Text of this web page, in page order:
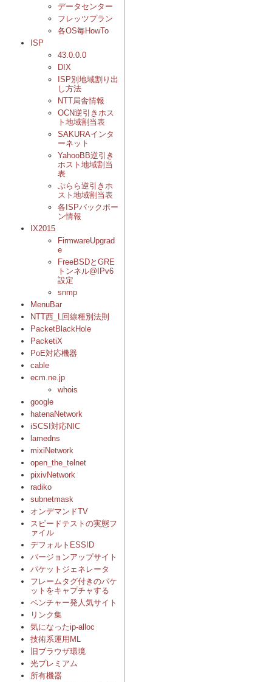
データセンター
フレッツプラン
各OS毎HowTo
ISP
43.0.0.0
DIX
ISP別地域割り出
し方法
NTT局舎情報
OCN逆引きホス
ト地域割当表
SAKURAインタ
ーネット
YahooBB逆引き
ホスト地域割当
表
ぷらら逆引きホ
スト地域割当表
各ISPバックボー
ン情報
IX2015
FirmwareUpgrad
e
FreeBSDとGRE
トンネル@IPv6
設定
snmp
MenuBar
NTT西_L回線種別法則
PacketBlackHole
PacketiX
PoE対応機器
cable
ecm.ne.jp
whois
google
hatenaNetwork
iSCSI対応NIC
lamedns
mixiNetwork
open_the_telnet
pixivNetwork
radiko
subnetmask
オンデマンドTV
スピードテストの実態フ
ァイル
デフォルトESSID
バージョンアップサイト
パケットジェネレータ
フレームタグ付きのパケ
ットをキャプチャする
ベンチャー発人気サイト
リンク集
気になったip-alloc
技術系運用ML
旧ブラウザ環境
光プレミアム
所有機器